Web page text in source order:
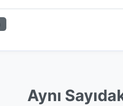
Aynı